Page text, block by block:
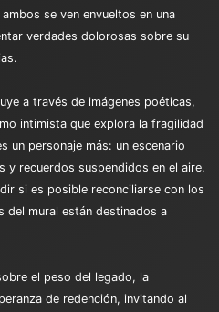
se ven envueltos en una
verdades dolorosas sobre su
a través de imágenes poéticas,
intimista que explora la fragilidad
un personaje más: un escenario
y recuerdos suspendidos en el aire.
si es posible reconciliarse con los
del mural están destinados a
el peso del legado, la
de redención, invitando al